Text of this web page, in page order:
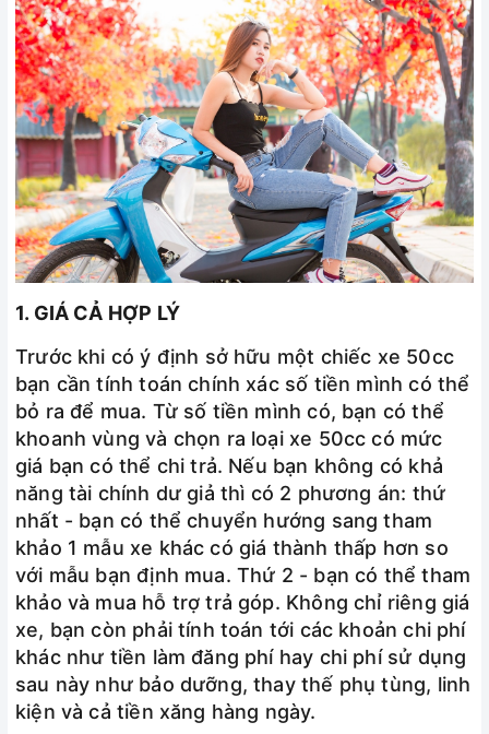
1. GIÁ CẢ HỢP LÝ
Trước khi có ý định sở hữu một chiếc xe 50cc
bạn cần tính toán chính xác số tiền mình có thể
bỏ ra để mua. Từ số tiền mình có, bạn có thể
khoanh vùng và chọn ra loại xe 50cc có mức
giá bạn có thể chi trả. Nếu bạn không có khả
năng tài chính dư giả thì có 2 phương án: thứ
nhất - bạn có thể chuyển hướng sang tham
khảo 1 mẫu xe khác có giá thành thấp hơn so
với mẫu bạn định mua. Thứ 2 - bạn có thể tham
khảo và mua hỗ trợ trả góp. Không chỉ riêng giá
xe, bạn còn phải tính toán tới các khoản chi phí
khác như tiền làm đăng phí hay chi phí sử dụng
sau này như bảo dưỡng, thay thế phụ tùng, linh
kiện và cả tiền xăng hàng ngày.